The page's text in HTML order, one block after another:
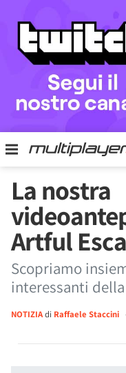
La nostra
Artful
Scopriamo
interessanti
NOTIZIAdi Raffaele Staccini